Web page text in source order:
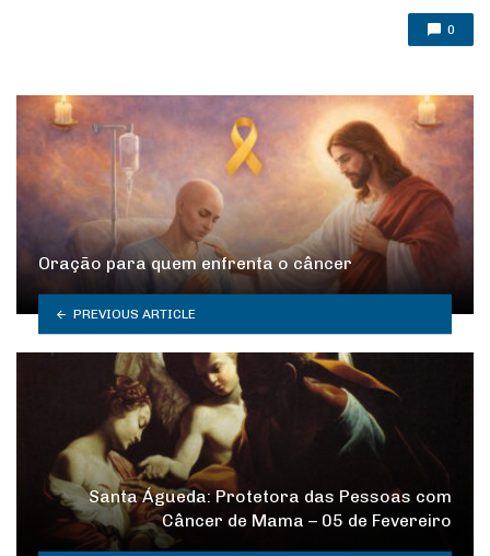
0
Oração para quem enfrenta o câncer
PREVIOUS ARTICLE
Santa Águeda: Protetora das Pessoas com
Câncer de Mama – 05 de Fevereiro